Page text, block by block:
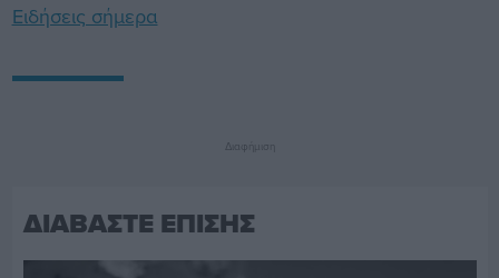
Ειδήσεις σήμερα
Διαφήμιση
ΔΙΑΒΑΣΤΕ ΕΠΙΣΗΣ